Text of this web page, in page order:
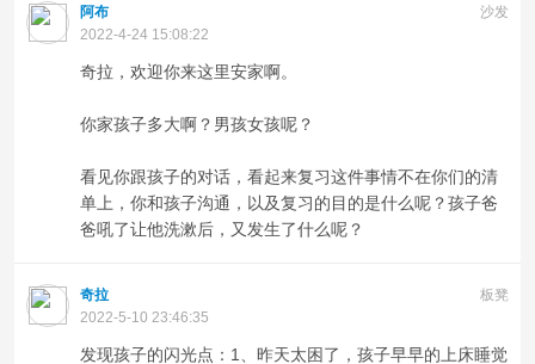
沙发
阿布
2022-4-24 15:08:22
奇拉，欢迎你来这里安家啊。
你家孩子多大啊？男孩女孩呢？
看见你跟孩子的对话，看起来复习这件事情不在你们的清
单上，你和孩子沟通，以及复习的目的是什么呢？孩子爸
爸吼了让他洗漱后，又发生了什么呢？
板凳
奇拉
2022-5-10 23:46:35
发现孩子的闪光点：1、昨天太困了，孩子早早的上床睡觉